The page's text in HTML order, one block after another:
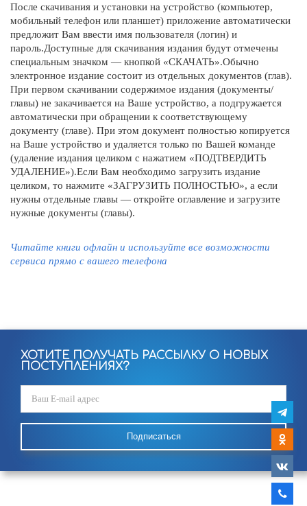
После скачивания и установки на устройство (компьютер,
мобильный телефон или планшет) приложение автоматически
предложит Вам ввести имя пользователя (логин) и
пароль.Доступные для скачивания издания будут отмечены
специальным значком — кнопкой «СКАЧАТЬ».Обычно
электронное издание состоит из отдельных документов (глав).
При первом скачивании содержимое издания (документы/
главы) не закачивается на Ваше устройство, а подгружается
автоматически при обращении к соответствующему
документу (главе). При этом документ полностью копируется
на Ваше устройство и удаляется только по Вашей команде
(удаление издания целиком с нажатием «ПОДТВЕРДИТЬ
УДАЛЕНИЕ»).Если Вам необходимо загрузить издание
целиком, то нажмите «ЗАГРУЗИТЬ ПОЛНОСТЬЮ», а если
нужны отдельные главы — откройте оглавление и загрузите
нужные документы (главы).
Читайте книги офлайн и используйте все возможности
сервиса прямо c вашего телефона
ХОТИТЕ ПОЛУЧАТЬ РАССЫЛКУ О НОВЫХ
ПОСТУПЛЕНИЯХ?
Подписаться